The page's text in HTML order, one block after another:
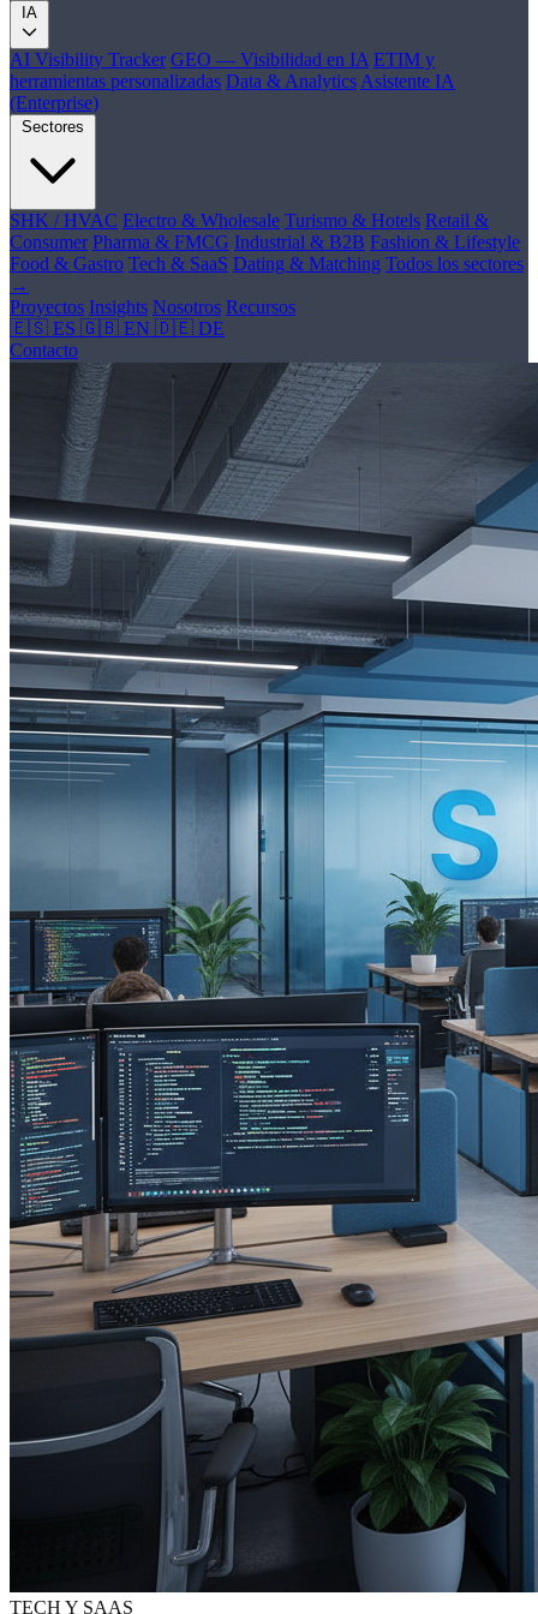
IA
AI Visibility Tracker GEO — Visibilidad en IA ETIM y
herramientas personalizadas Data & Analytics Asistente IA
(Enterprise)
Sectores
SHK / HVAC Electro & Wholesale Turismo & Hotels Retail &
Consumer Pharma & FMCG Industrial & B2B Fashion & Lifestyle
Food & Gastro Tech & SaaS Dating & Matching Todos los sectores
→
Proyectos Insights Nosotros Recursos
🇪🇸 ES 🇬🇧 EN 🇩🇪 DE
Contacto
TECH Y SAAS